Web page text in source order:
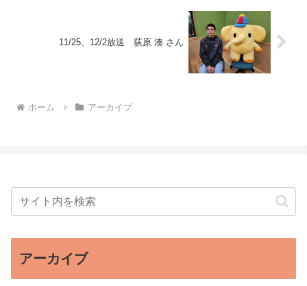
11/25、12/2放送 荻原 湊 さん
ホーム アーカイブ
アーカイブ